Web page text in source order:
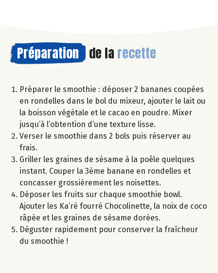
Préparation de la recette
Préparer le smoothie : déposer 2 bananes coupées
en rondelles dans le bol du mixeur, ajouter le lait ou
la boisson végétale et le cacao en poudre. Mixer
jusqu’à l’obtention d’une texture lisse.
Verser le smoothie dans 2 bols puis réserver au
frais.
Griller les graines de sésame à la poêle quelques
instant. Couper la 3ème banane en rondelles et
concasser grossièrement les noisettes.
Déposer les fruits sur chaque smoothie bowl.
Ajouter les Ka’ré fourré Chocolinette, la noix de coco
râpée et les graines de sésame dorées.
Déguster rapidement pour conserver la fraîcheur
du smoothie !